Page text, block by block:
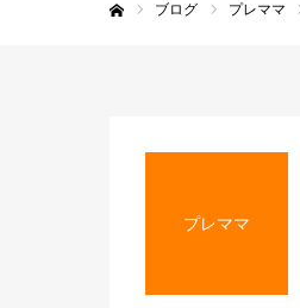
ブログ プレママ
プレママ